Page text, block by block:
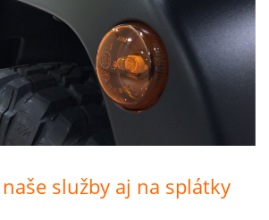
naše služby aj na splátky